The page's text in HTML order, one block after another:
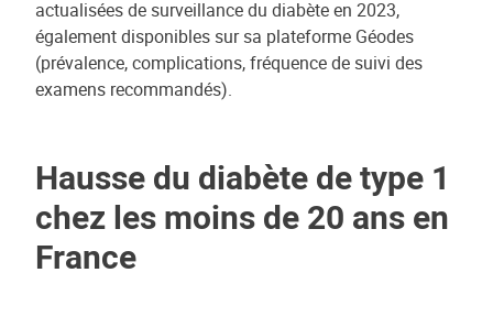
actualisées de surveillance du diabète en 2023,
également disponibles sur sa plateforme Géodes
(prévalence, complications, fréquence de suivi des
examens recommandés).
Hausse du diabète de type 1
chez les moins de 20 ans en
France